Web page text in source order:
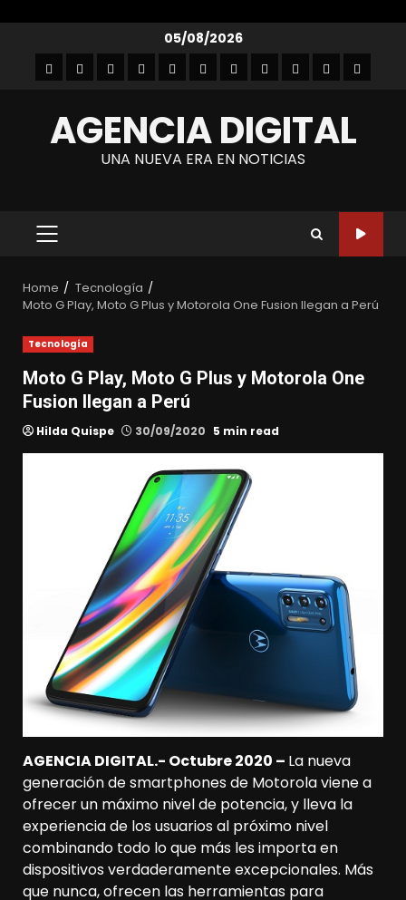
content
05/08/2026
InicioEmpresarial
Entretenimiento
Entrevistas
AutosGastronomía
Lanzamientos
NoticiasModa
belleza
Tecnología
AGENCIA DIGITAL
UNA NUEVA ERA EN NOTICIAS
PRIMARY
Home
Tecnología
Moto G Play, Moto G Plus y Motorola One Fusion llegan a Perú
Tecnología
Moto G Play, Moto G Plus y Motorola One
Fusion llegan a Perú
Hilda Quispe 30/09/2020 5 min read
AGENCIA DIGITAL.- Octubre 2020 – La nueva
generación de smartphones de Motorola viene a
ofrecer un máximo nivel de potencia, y lleva la
experiencia de los usuarios al próximo nivel
combinando todo lo que más les importa en
dispositivos verdaderamente excepcionales. Más
que nunca, ofrecen las herramientas para